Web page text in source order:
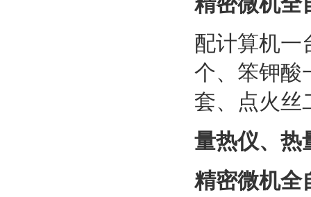
配计算机一
个、笨钾酸
套、点火丝
量热仪、热
精密微机全